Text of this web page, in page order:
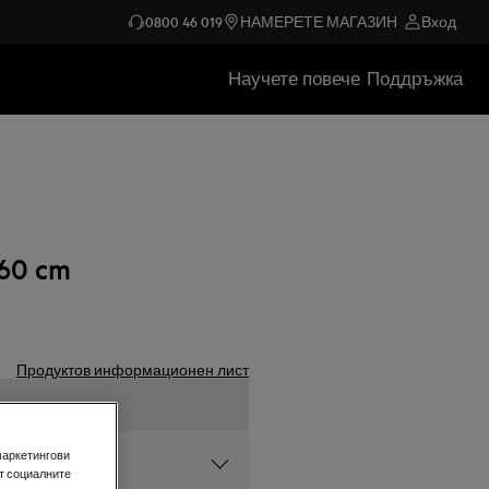
0800 46 019 НАМЕРЕТЕ МАГАЗИН Вход
Научете повече Поддръжка
cm
Продуктов информационен лист
AEG
социалните